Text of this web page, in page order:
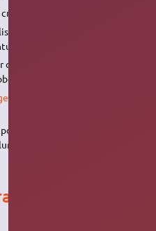
de dessins animés.
des animations 2D,
sur film.
des animations et de peindre
d'oignon (onion skin).